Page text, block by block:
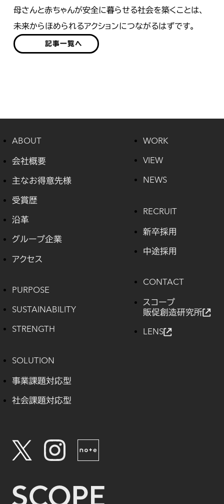
母さんと赤ちゃんが安全に暮らせる社会を築くことは、
未来からほめられるアクションにつながるはずです。
記事一覧へ
ABOUT
会社概要
主なお得意先様
受賞歴
沿革
グループ企業
アクセス
PURPOSE
SUSTAINABILITY
STRENGTH
SOLUTION
事業課題対応型
社会課題対応型
WORK
VIEW
NEWS
RECRUIT
新卒採用
中途採用
CONTACT
スコープ
販促創造研究所
LENS